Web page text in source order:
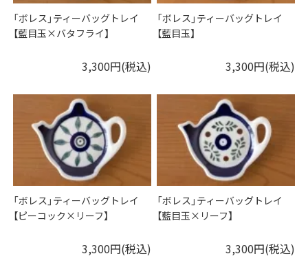
「ボレス」ティーバッグトレイ
【藍目玉×バタフライ】
3,300円(税込)
「ボレス」ティーバッグトレイ
【藍目玉】
3,300円(税込)
「ボレス」ティーバッグトレイ
【ピーコック×リーフ】
3,300円(税込)
「ボレス」ティーバッグトレイ
【藍目玉×リーフ】
3,300円(税込)